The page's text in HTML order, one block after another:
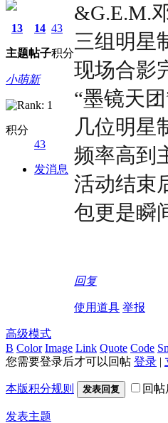
13
主题
14
帖子
43
积分
小萌新
积分
43
发消息
&G.E.M.
三组明星
现场合影
“墨镜天
几位明星
频率高到
活动结束
包更是瞬
回复
使用道具 举报
高级模式
B Color Image Link Quote Code
您需要登录后才可以回帖 登录 |
本版积分规则 发表回复 回
发表主题